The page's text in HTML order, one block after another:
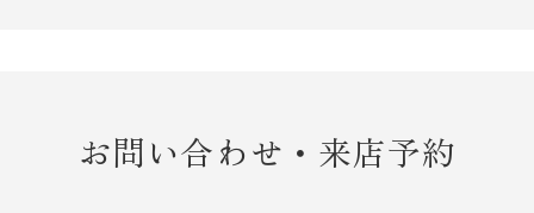
お問い合わせ・来店予約